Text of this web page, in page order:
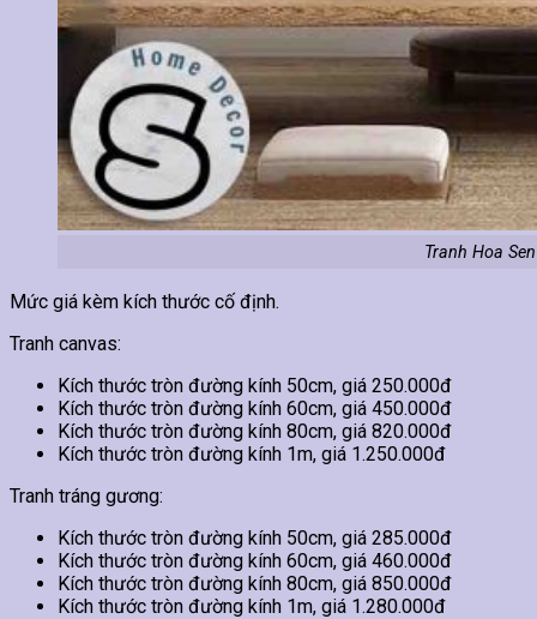
Tranh Hoa
Mức giá kèm kích thước cố định.
Tranh canvas:
Kích thước tròn đường kính 50cm, giá 250.000đ
Kích thước tròn đường kính 60cm, giá 450.000đ
Kích thước tròn đường kính 80cm, giá 820.000đ
Kích thước tròn đường kính 1m, giá 1.250.000đ
Tranh tráng gương:
Kích thước tròn đường kính 50cm, giá 285.000đ
Kích thước tròn đường kính 60cm, giá 460.000đ
Kích thước tròn đường kính 80cm, giá 850.000đ
Kích thước tròn đường kính 1m, giá 1.280.000đ